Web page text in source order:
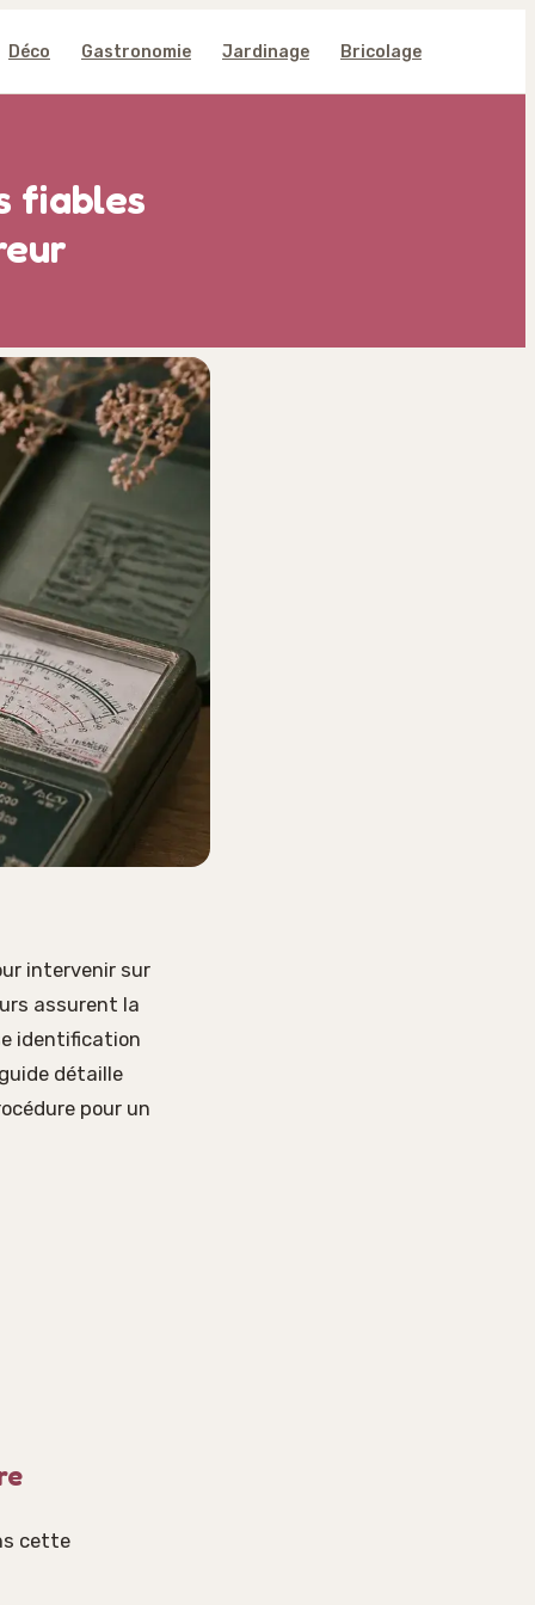
Déco Gastronomie Jardinage Bricolage
fiables
intervenir sur
assurent la
identification
détaille
pour un
cette